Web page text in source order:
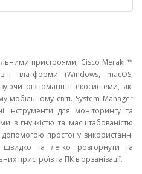
пристроями, Cisco Meraki ™
платформи (Windows, macOS,
різноманітні екосистеми, які
мобільному світі. System Manager
інструменти для моніторингу та
з гнучкістю та масштабованістю
простої у використанні
швидко та легко розгорнути та
пристроїв та ПК в орзанізації.